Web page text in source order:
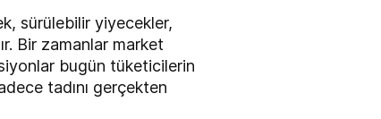
sürülebilir yiyecekler,
Bir zamanlar market
bugün tüketicilerin
tadını gerçekten